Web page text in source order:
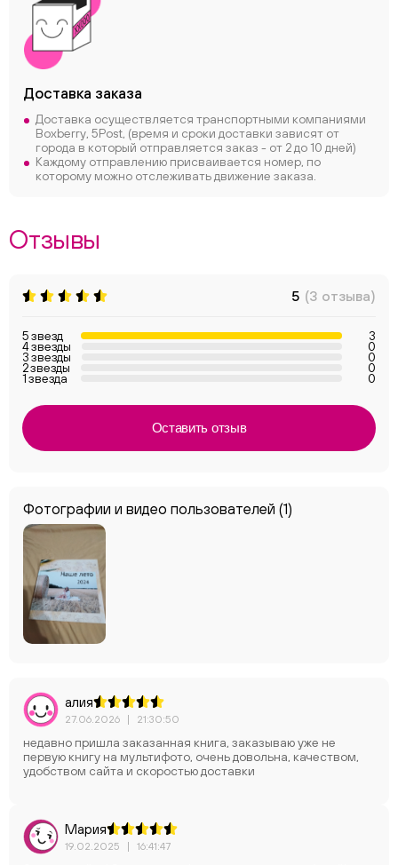
Доставка заказа
Доставка осуществляется транспортными компаниями
Boxberry, 5Post, (время и сроки доставки зависят от
города в который отправляется заказ - от 2 до 10 дней)
Каждому отправлению присваивается номер, по
которому можно отслеживать движение заказа.
Отзывы
Фотографии и видео пользователей (1)
5 (3 отзыва)
5 звезд 3
4 звезды 0
3 звезды 0
2 звезды 0
1 звезда 0
Оставить отзыв
алия
27.06.2026 | 21:30:50
недавно пришла заказанная книга, заказываю уже не
первую книгу на мультифото, очень довольна, качеством,
удобством сайта и скоростью доставки
Мария
19.02.2025 | 16:41:47